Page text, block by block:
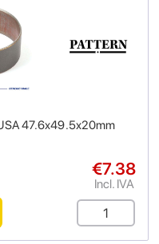
47.6x49.5x20mm
€7.38
Incl. IVA